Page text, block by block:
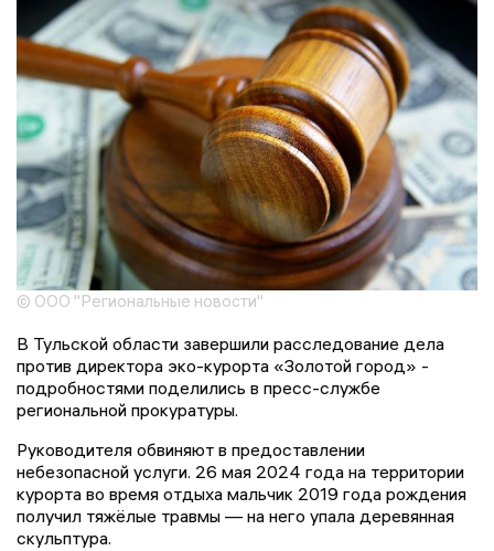
© ООО "Региональные новости"
В Тульской области завершили расследование дела
против директора эко-курорта «Золотой город» -
подробностями поделились в пресс-службе
региональной прокуратуры.
Руководителя обвиняют в предоставлении
небезопасной услуги. 26 мая 2024 года на территории
курорта во время отдыха мальчик 2019 года рождения
получил тяжёлые травмы — на него упала деревянная
скульптура.